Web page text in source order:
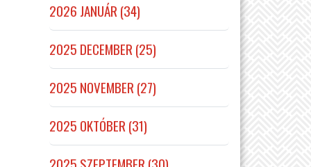
2026 JANUÁR (34)
2025 DECEMBER (25)
2025 NOVEMBER (27)
2025 OKTÓBER (31)